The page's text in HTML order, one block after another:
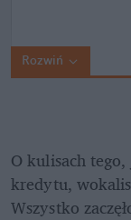
Rozwiń
O kulisach
kredytu,
Wszystko